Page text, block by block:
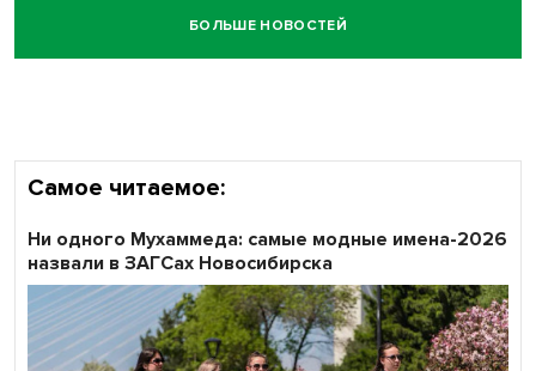
БОЛЬШЕ НОВОСТЕЙ
Самое читаемое:
Ни одного Мухаммеда: самые модные имена-2026
назвали в ЗАГСах Новосибирска